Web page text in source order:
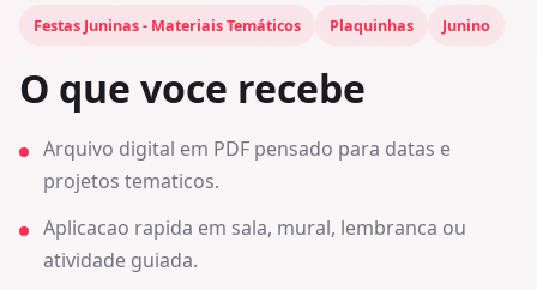
Festas Juninas - Materiais Temáticos Plaquinhas Junino
O que voce recebe
Arquivo digital em PDF pensado para datas e
projetos tematicos.
Aplicacao rapida em sala, mural, lembranca ou
atividade guiada.